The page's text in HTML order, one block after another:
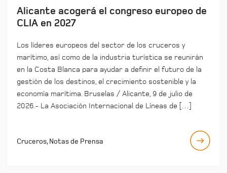
Alicante acogerá el congreso europeo de
CLIA en 2027
Los líderes europeos del sector de los cruceros y
marítimo, así como de la industria turística se reunirán
en la Costa Blanca para ayudar a definir el futuro de la
gestión de los destinos, el crecimiento sostenible y la
economía marítima. Bruselas / Alicante, 9 de julio de
2026.- La Asociación Internacional de Líneas de […]
Cruceros, Notas de Prensa